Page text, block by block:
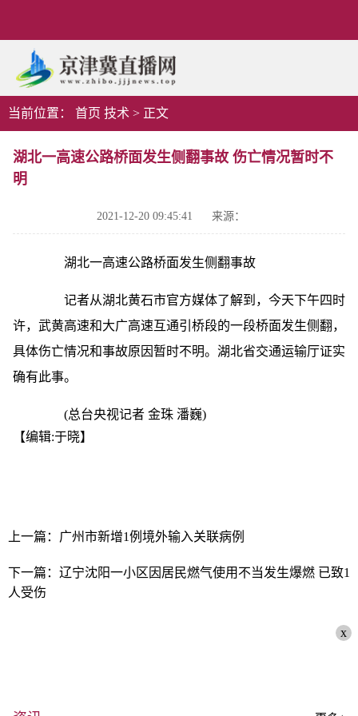
当前位置： 首页 技术 > 正文
湖北一高速公路桥面发生侧翻事故 伤亡情况暂时不
明
2021-12-20 09:45:41 来源：
湖北一高速公路桥面发生侧翻事故
记者从湖北黄石市官方媒体了解到，今天下午四时
许，武黄高速和大广高速互通引桥段的一段桥面发生侧翻，
具体伤亡情况和事故原因暂时不明。湖北省交通运输厅证实
确有此事。
(总台央视记者 金珠 潘巍)
【编辑:于晓】
上一篇：广州市新增1例境外输入关联病例
下一篇：辽宁沈阳一小区因居民燃气使用不当发生爆燃 已致1
人受伤
x